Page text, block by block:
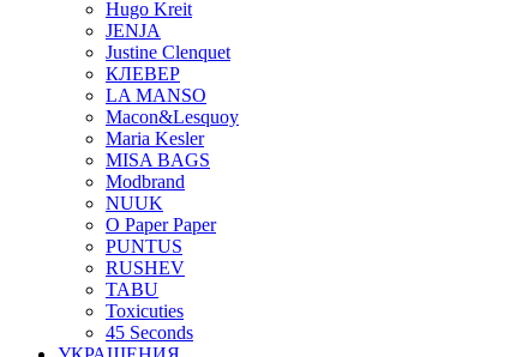
Hugo Kreit
JENJA
Justine Clenquet
КЛЕВЕР
LA MANSO
Macon&Lesquoy
Maria Kesler
MISA BAGS
Modbrand
NUUK
O Paper Paper
PUNTUS
RUSHEV
TABU
Toxicuties
45 Seconds